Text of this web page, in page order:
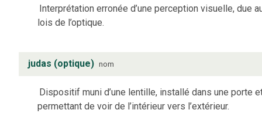
Interprétation erronée d’une perception visuelle, due
lois de l’optique.
judas (optique) nom
Dispositif muni d’une lentille, installé dans une porte
permettant de voir de l’intérieur vers l’extérieur.